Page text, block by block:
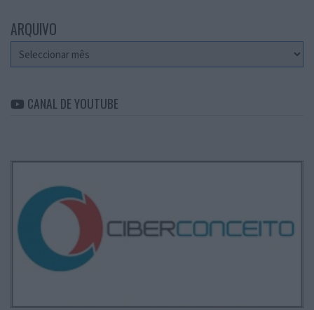
ARQUIVO
Arquivo
CANAL DE YOUTUBE